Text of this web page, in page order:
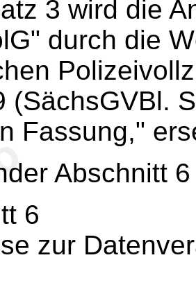
3 wird die
durch die
(SächsGVBl.
Fassung,"
Abschnitt
6
zur